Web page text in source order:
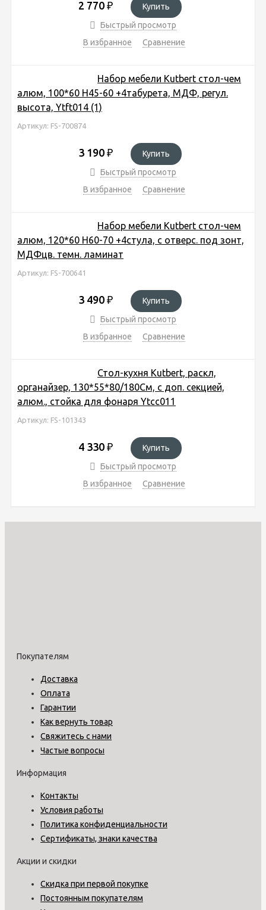
2 770 ₽
Купить
Быстрый просмотр
В избранное
Сравнение
Набор мебели Kutbert стол-чем
алюм, 100*60 Н45-60 +4табурета, МДФ, регул.
высота, Ytft014 (1)
Артикул: FS-700874
3 190 ₽
Купить
Быстрый просмотр
В избранное
Сравнение
Набор мебели Kutbert стол-чем
алюм, 120*60 Н60-70 +4стула, с отверс. под зонт,
МДФцв. темн. ламинат
Артикул: FS-700641
3 490 ₽
Купить
Быстрый просмотр
В избранное
Сравнение
Стол-кухня Kutbert, раскл,
органайзер, 130*55*80/180См, с доп. секцией,
алюм., стойка для фонаря Ytcc011
Артикул: FS-101343
4 330 ₽
Купить
Быстрый просмотр
В избранное
Сравнение
Покупателям
Доставка
Оплата
Гарантии
Как вернуть товар
Свяжитесь с нами
Частые вопросы
Информация
Контакты
Условия работы
Политика конфиденциальности
Сертификаты, знаки качества
Акции и скидки
Скидка при первой покупке
Постоянным покупателям